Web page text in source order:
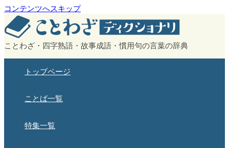
コンテンツへスキップ
ことわざ・四字熟語・故事成語・慣用句の言葉の辞典
トップページ
ことば一覧
特集一覧